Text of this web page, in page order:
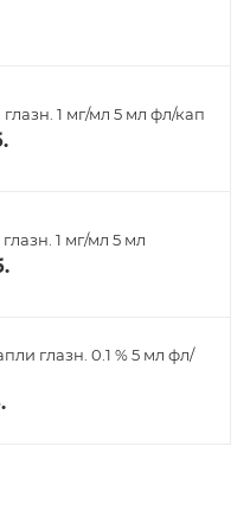
1 мг/мл 5 мл фл/кап
1 мг/мл 5 мл
глазн. 0.1 % 5 мл фл/